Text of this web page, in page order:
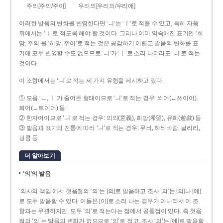
주의[주의/주이]
우리의[우리의/우리에]
이러한 발음의 변화를 반영한다면 ‘ㅢ’는 ‘ㅣ’로 적을 수 있고, 특히 자음
뒤에서는 ‘ㅣ’로 적도록 해야 할 것이다. 그러나 이미 익숙해진 표기인 ‘희
망, 주의’를 ‘히망, 주이’로 적는 것은 공감하기 어렵고 발음의 변화를 표
기에 모두 반영할 수도 없으므로 ‘ㅢ’가 ‘ㅣ’로 소리 나더라도 ‘ㅢ’로 적는
것이다.
이 조항에서는 ‘ㅢ’로 적는 세 가지 유형을 제시하고 있다.
① 모음 ‘ㅡ, ㅣ’가 줄어든 형태이므로 ‘ㅢ’로 적는 경우: 씌어(←쓰이어),
틔어(←트이어) 등
② 한자어이므로 ‘ㅢ’로 적는 경우: 의의(意義), 희망(希望), 유희(遊戱) 등
③ 발음과 표기의 전통에 따라 ‘ㅢ’로 적는 경우: 무늬, 하늬바람, 늴리리,
닁큼 등
더 알아보기
‘의’의 발음
‘의사의 책임’에서 첫음절의 ‘의’는 [의]로 발음하고 조사 ‘의’는 [의]나 [에]
로 모두 발음할 수 있다. 이들은 [이]로 소리 나는 경우가 아니라서 이 조
항과는 무관하지만, 모두 ‘의’로 적는다는 점에서 공통점이 있다. 즉 첫음
절의 ‘의’는 발음의 변화가 없으므로 ‘의’로 적고, 조사 ‘의’는 [에]로 발음할